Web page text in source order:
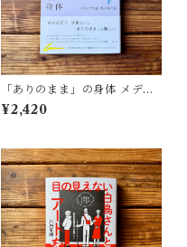
「ありのまま」の身体 メディ
アが描く私の見た目 | 藤嶋 陽
子(著)
¥2,420